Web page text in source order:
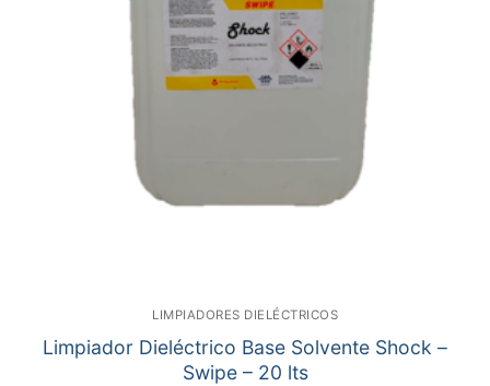
LIMPIADORES DIELÉCTRICOS
Limpiador Dieléctrico Base Solvente Shock –
Swipe – 20 lts